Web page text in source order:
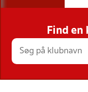
STILLINGER,
Find